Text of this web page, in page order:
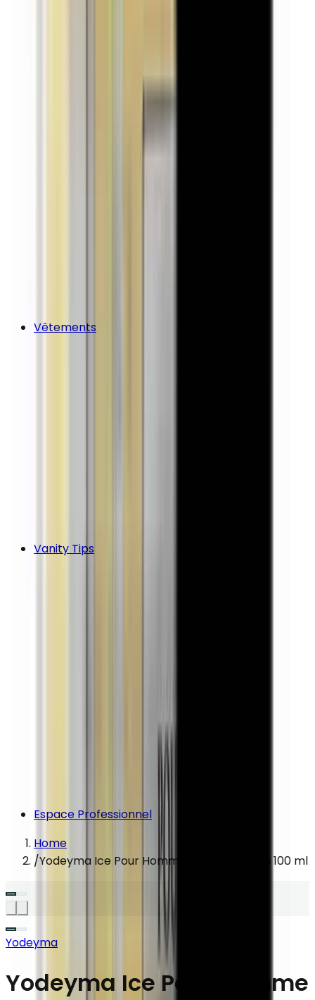
Vêtements
Vanity Tips
Espace Professionnel
Home
/Yodeyma Ice Pour Homme Eau De Parfum 100 ml
Yodeyma
Yodeyma Ice Pour Homme